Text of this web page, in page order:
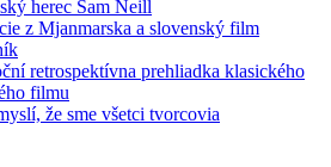
herec Sam Neill
z Mjanmarska a slovenský film
retrospektívna prehliadka klasického
filmu
že sme všetci tvorcovia